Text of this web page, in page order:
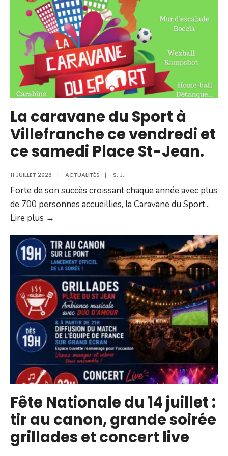
bat
son
plein
La caravane du Sport à
Villefranche ce vendredi et
ce samedi Place St-Jean.
11 JUILLET 2026 | ACTUALITÉS | S. J.
Forte de son succès croissant chaque année avec plus
de 700 personnes accueillies, la Caravane du Sport...
Lire plus →
du
Sport
à
Villefranche
ce
vendredi
et
ce
samedi
Place
St-
Jean.
Fête Nationale du 14 juillet :
tir au canon, grande soirée
grillades et concert live